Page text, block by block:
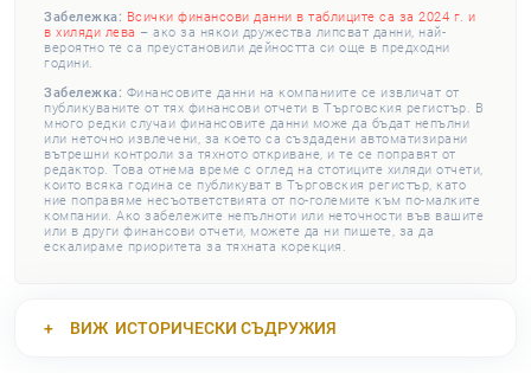
Забележка: Всички финансови данни в таблиците са за 2024 г. и
в хиляди лева – ако за някои дружества липсват данни, най-
вероятно те са преустановили дейността си още в предходни
години.
Забележка: Финансовите данни на компаниите се извличат от
публикуваните от тях финансови отчети в Търговския регистър. В
много редки случаи финансовите данни може да бъдат непълни
или неточно извлечени, за което са създадени автоматизирани
вътрешни контроли за тяхното откриване, и те се поправят от
редактор. Това отнема време с оглед на стотиците хиляди отчети,
които всяка година се публикуват в Търговския регистър, като
ние поправяме несъответствията от по-големите към по-малките
компании. Ако забележите непълноти или неточности във вашите
или в други финансови отчети, можете да ни пишете, за да
ескалираме приоритета за тяхната корекция.
ВИЖ ИСТОРИЧЕСКИ СЪДРУЖИЯ